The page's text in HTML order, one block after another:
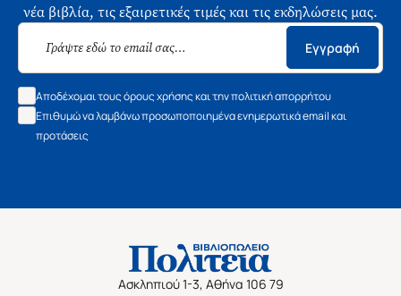
νέα βιβλία, τις εξαιρετικές τιμές και τις εκδηλώσεις μας.
Εγγραφή
Αποδέχομαι τους όρους χρήσης και την πολιτική απορρήτου
Επιθυμώ να λαμβάνω προσωποποιημένα ενημερωτικά email και
προτάσεις
Ασκληπιού 1-3, Αθήνα 106 79